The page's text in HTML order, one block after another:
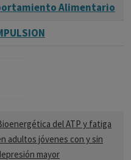
Alimentario
del ATP y fatiga
adultos jóvenes con y sin
mayor